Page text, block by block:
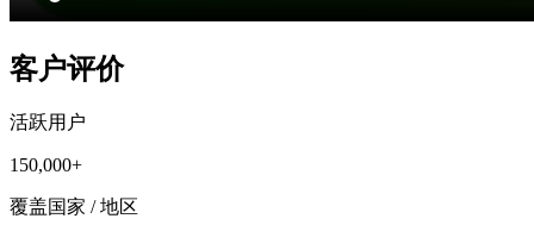
客户评价
活跃用户
150,000+
覆盖国家 / 地区